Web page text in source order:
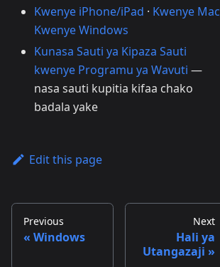
Kwenye iPhone/iPad · Kwenye Mac
Kwenye Windows
Kunasa Sauti ya Kipaza Sauti
kwenye Programu ya Wavuti —
nasa sauti kupitia kifaa chako
badala yake
Edit this page
Previous
Windows
Next
Hali ya
Utangazaji